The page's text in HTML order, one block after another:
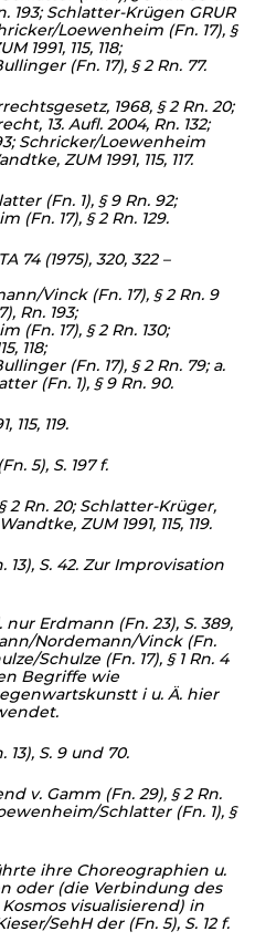
193; Schlatter-Krügen GRUR
Loewenheim (Fn. 17), §
1991, 115, 118;
(Fn. 17), § 2 Rn. 77.
1968, § 2 Rn. 20;
13. Aufl. 2004, Rn. 132;
Schricker/Loewenheim
ZUM 1991, 115, 117.
(Fn. 1), § 9 Rn. 92;
(Fn. 17), § 2 Rn. 129.
74 (1975), 320, 322 –
Vinck (Fn. 17), § 2 Rn. 9
Rn. 193;
(Fn. 17), § 2 Rn. 130;
118;
(Fn. 17), § 2 Rn. 79; a.
(Fn. 1), § 9 Rn. 90.
119.
5), S. 197 f.
2 Rn. 20; Schlatter-Krüger,
ZUM 1991, 115, 119.
13), S. 42. Zur Improvisation
Erdmann (Fn. 23), S. 389,
Nordemann/Vinck (Fn.
Schulze (Fn. 17), § 1 Rn. 4
Begriffe wie
i u. Ä. hier
S. 9 und 70.
v. Gamm (Fn. 29), § 2 Rn.
Schlatter (Fn. 1), §
ihre Choreographien u.
oder (die Verbindung des
visualisierend) in
SehH der (Fn. 5), S. 12 f.